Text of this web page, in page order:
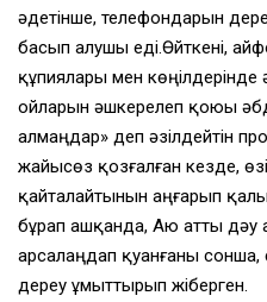
әдетінше, телефондарын
басып алушы еді.Өйткені,
құпиялары мен көңілдерінде
ойларын әшкерелеп қоюы
алмаңдар» деп әзілдейтін
жайысөз қозғалған кезде,
қайталайтынын аңғарып
бұрап ашқанда, Аю атты дәу
арсалаңдап қуанғаны сонша,
дереу ұмыттырып жіберген.